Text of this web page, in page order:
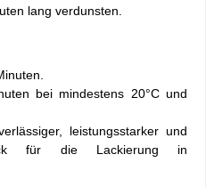
lang verdunsten.
bei mindestens 20°C und
leistungsstarker und
für die Lackierung in